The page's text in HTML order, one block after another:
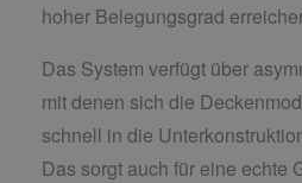
hoher Belegungsgrad
Das System verfügt über
mit denen sich die
schnell in die
Das sorgt auch für eine echte